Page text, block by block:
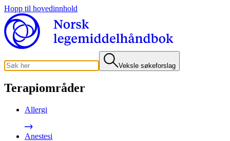
Hopp til hovedinnhold
Veksle søkeforslag
Terapiområder
Allergi
Anestesi